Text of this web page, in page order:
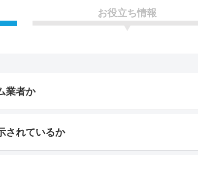
お役立ち情報
業者か
されているか